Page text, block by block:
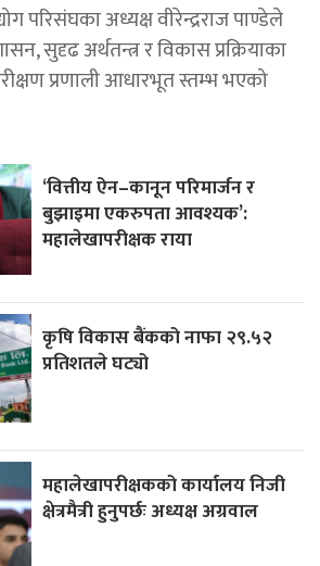
परिसंघका अध्यक्ष वीरेन्द्रराज पाण्डेले
सुदृढ अर्थतन्त्र र विकास प्रक्रियाका
प्रणाली आधारभूत स्तम्भ भएको
‘वित्तीय ऐन–कानून परिमार्जन र
बुझाइमा एकरुपता आवश्यक’:
महालेखापरीक्षक राया
कृषि विकास बैंकको नाफा २९.५२
प्रतिशतले घट्यो
महालेखापरीक्षकको कार्यालय निजी
क्षेत्रमैत्री हुनुपर्छः अध्यक्ष अग्रवाल